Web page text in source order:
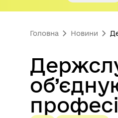
Головна Новини